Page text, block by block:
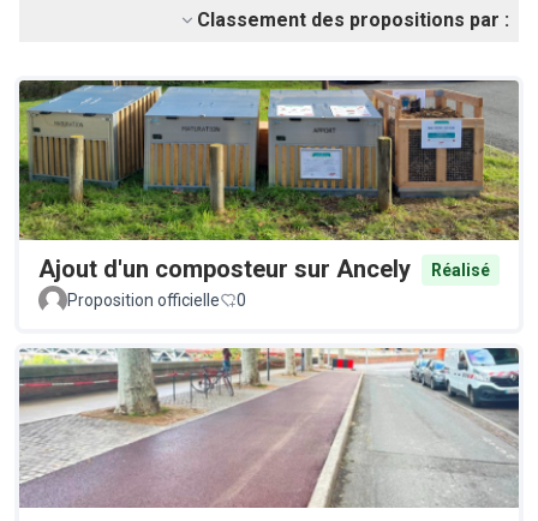
Classement des propositions par :
Ajout d'un composteur sur Ancely
Réalisé
Proposition officielle
0